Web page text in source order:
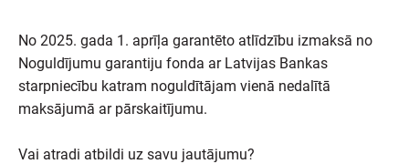
No 2025. gada 1. aprīļa garantēto atlīdzību izmaksā no
Noguldījumu garantiju fonda ar Latvijas Bankas
starpniecību katram noguldītājam vienā nedalītā
maksājumā ar pārskaitījumu.
Vai atradi atbildi uz savu jautājumu?